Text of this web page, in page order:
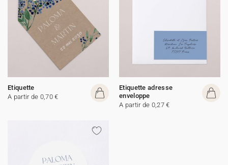
Etiquette
A partir de 0,70 €
Etiquette adresse
enveloppe
A partir de 0,27 €